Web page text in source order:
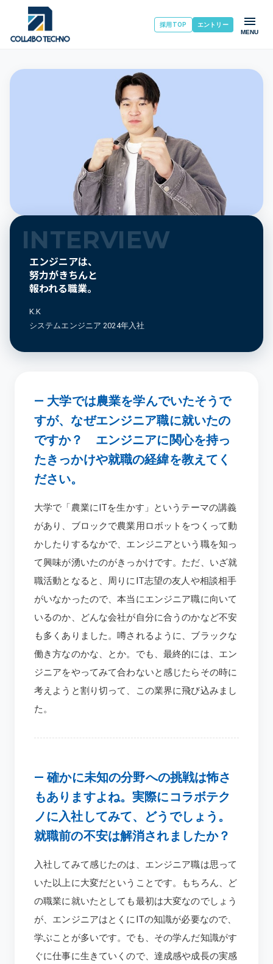
採用TOP
エントリー
MENU
INTERVIEW
エンジニアは、
努力がきちんと
報われる職業。
K.K
システムエンジニア 2024年入社
― 大学では農業を学んでいたそうで
すが、なぜエンジニア職に就いたの
ですか？ エンジニアに関心を持っ
たきっかけや就職の経緯を教えてく
ださい。
大学で「農業にITを生かす」というテーマの講義
があり、ブロックで農業用ロボットをつくって動
かしたりするなかで、エンジニアという職を知っ
て興味が湧いたのがきっかけです。ただ、いざ就
職活動となると、周りにIT志望の友人や相談相手
がいなかったので、本当にエンジニア職に向いて
いるのか、どんな会社が自分に合うのかなど不安
も多くありました。噂されるように、ブラックな
働き方なのかな、とか。でも、最終的には、エン
ジニアをやってみて合わないと感じたらその時に
考えようと割り切って、この業界に飛び込みまし
た。
―確かに未知の分野への挑戦は怖さ
もありますよね。実際にコラボテク
ノに入社してみて、どうでしょう。
就職前の不安は解消されましたか？
入社してみて感じたのは、エンジニア職は思って
いた以上に大変だということです。もちろん、ど
の職業に就いたとしても最初は大変なのでしょう
が、エンジニアはとくにITの知識が必要なので、
学ぶことが多いです。でも、その学んだ知識がす
ぐに仕事に生きていくので、達成感や成長の実感